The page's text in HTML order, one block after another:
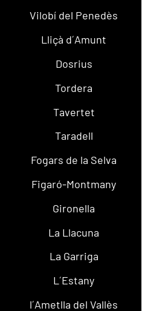
Vilobí del Penedès
Lliçà d´Amunt
Dosrius
Tordera
Tavertet
Taradell
Fogars de la Selva
Figaró-Montmany
Gironella
La Llacuna
La Garriga
L´Estany
l´Ametlla del Vallès